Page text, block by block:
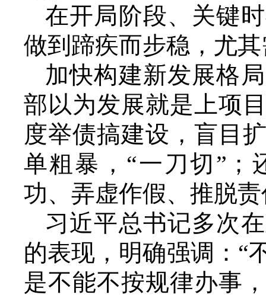
在开局阶段、关键
做到蹄疾而步稳，尤
加快构建新发展格
部以为发展就是上项
度举债搞建设，盲目
单粗暴，“一刀切”；
功、弄虚作假、推脱
习近平总书记多次
的表现，明确强调：“
是不能不按规律办事